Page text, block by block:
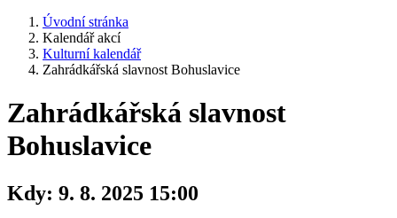
Úvodní stránka
Kalendář akcí
Kulturní kalendář
Zahrádkářská slavnost Bohuslavice
Zahrádkářská slavnost
Bohuslavice
Kdy: 9. 8. 2025 15:00